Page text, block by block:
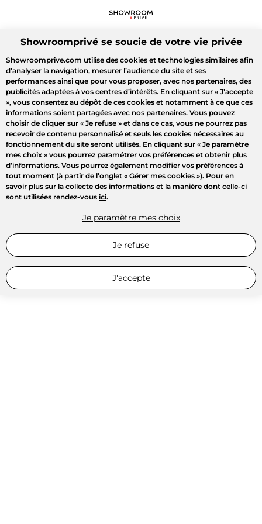
Showroomprivé se soucie de votre vie privée
Showroomprive.com utilise des cookies et technologies similaires afin
d’analyser la navigation, mesurer l’audience du site et ses
performances ainsi que pour vous proposer, avec nos partenaires, des
publicités adaptées à vos centres d’intérêts. En cliquant sur « J’accepte
», vous consentez au dépôt de ces cookies et notamment à ce que ces
informations soient partagées avec nos partenaires. Vous pouvez
choisir de cliquer sur « Je refuse » et dans ce cas, vous ne pourrez pas
recevoir de contenu personnalisé et seuls les cookies nécessaires au
fonctionnement du site seront utilisés. En cliquant sur « Je paramètre
mes choix » vous pourrez paramétrer vos préférences et obtenir plus
d’informations. Vous pourrez également modifier vos préférences à
tout moment (à partir de l’onglet « Gérer mes cookies »). Pour en
savoir plus sur la collecte des informations et la manière dont celle-ci
sont utilisées rendez-vous ici.
Je paramètre mes choix
Je refuse
J'accepte